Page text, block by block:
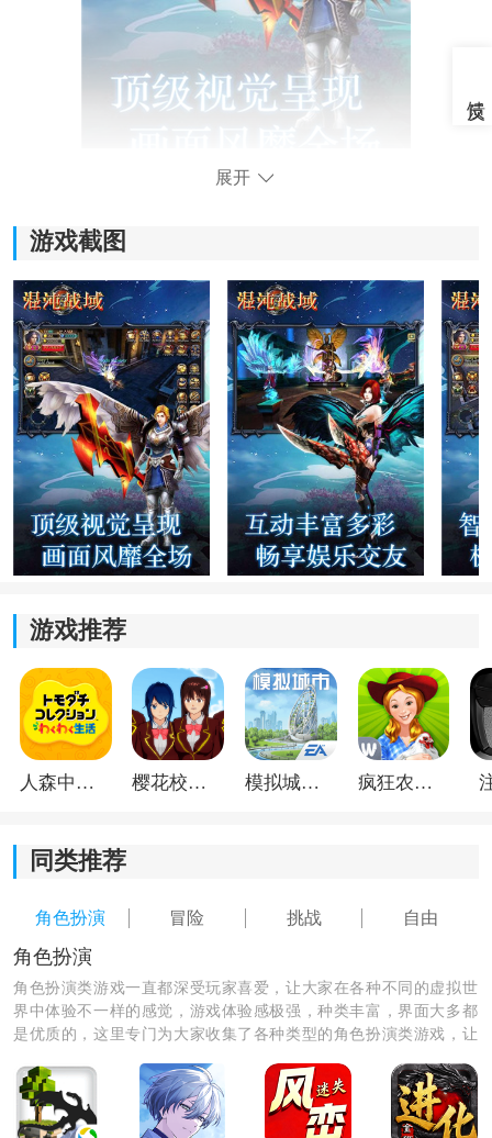
1)多元职业选择，选择刺客、剑士和法师等角色，展现不
同的战斗风格和技能组合。
2)精致的游戏画面和细腻的角色造型，沉浸在绚丽的纪元
世界中。
3)丰富多样的游戏模式，包括任务、冒险和挑战等，体验
各种战斗和冒险的乐趣。
4)强大的武器和装备系统，通过完成任务快速升级，并获
得更加强大的战斗装备。
《混沌战域》游戏亮点：
1.独特的技能释放和绝招系统，通过组合技能来对敌人造
展开
游戏截图
游戏推荐
人森中文版 樱花校园模拟器1.048.00中文版 模拟城市我是巿长联机版 疯狂农场3美国派19
同类推荐
角色扮演 冒险 挑战 自由
角色扮演
角色扮演类游戏一直都深受玩家喜爱，让大家在各种不同的虚拟世
界中体验不一样的感觉，游戏体验感极强，种类丰富，界面大多都
是优质的，这里专门为大家收集了各种类型的角色扮演类游戏，让